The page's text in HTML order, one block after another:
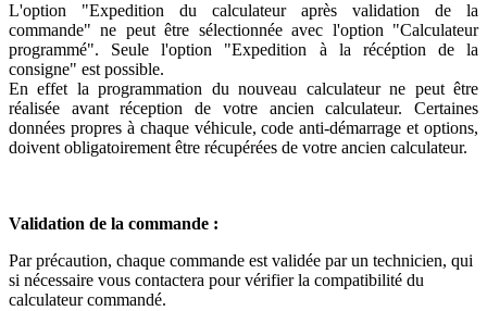
L'option "Expedition du calculateur après validation de la
commande" ne peut être sélectionnée avec l'option "Calculateur
programmé". Seule l'option "Expedition à la récéption de la
consigne" est possible.
En effet la programmation du nouveau calculateur ne peut être
réalisée avant réception de votre ancien calculateur. Certaines
données propres à chaque véhicule, code anti-démarrage et options,
doivent obligatoirement être récupérées de votre ancien calculateur.
Validation de la commande :
Par précaution, chaque commande est validée par un technicien, qui
si nécessaire vous contactera pour vérifier la compatibilité du
calculateur commandé.